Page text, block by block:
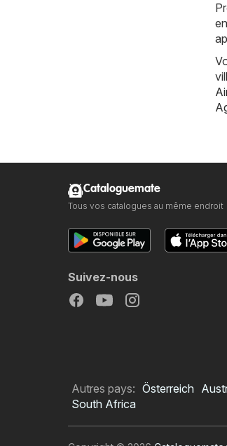
Cataloguemate
Tous vos catalogues au même endroit
Suivez-nous
Autres pays: Österreich
South Africa